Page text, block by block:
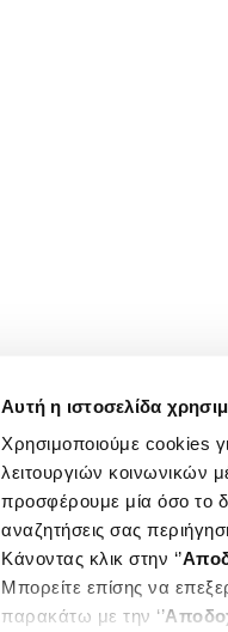
Αυτή η ιστοσελίδα
Χρησιμοποιούμε cookies
λειτουργιών κοινωνικών
προσφέρουμε μία όσο το
αναζητήσεις σας
Κάνοντας κλικ στην ‘’
Μπορείτε επίσης να
παρακάτω με την ‘’